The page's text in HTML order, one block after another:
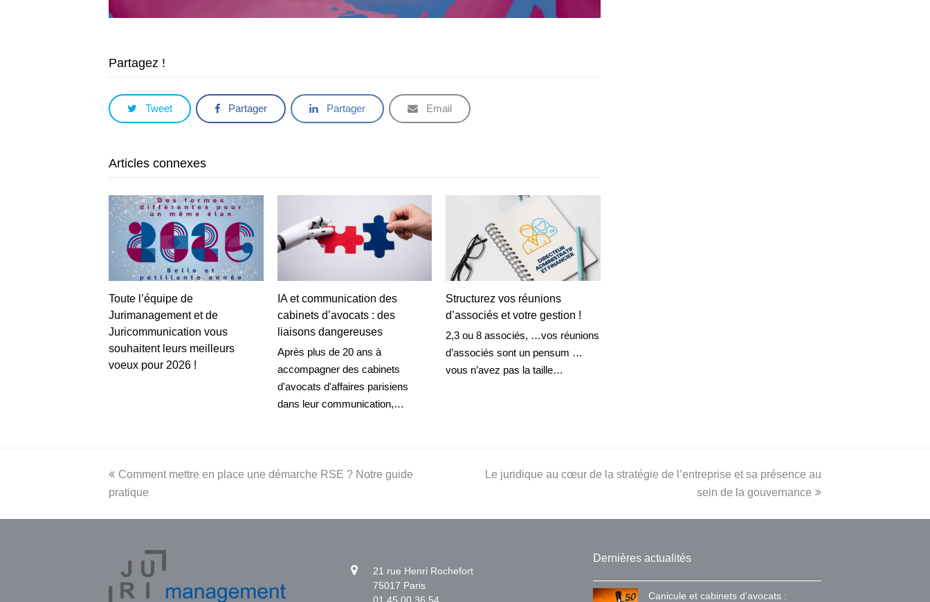
Partagez !
Tweet Partager Partager Email
Articles connexes
Toute l’équipe de
Jurimanagement et de
Juricommunication vous
souhaitent leurs meilleurs
voeux pour 2026 !
IA et communication des
cabinets d’avocats : des
liaisons dangereuses
Après plus de 20 ans à
accompagner des cabinets
d'avocats d'affaires parisiens
dans leur communication,…
Structurez vos réunions
d’associés et votre gestion !
2,3 ou 8 associés, …vos réunions
d’associés sont un pensum …
vous n’avez pas la taille…
previous
post:
Comment mettre en place une démarche RSE ? Notre guide
pratique
next
Le juridique au cœur de la stratégie de l’entreprise et sa présence au
sein de la gouvernance
21 rue Henri Rochefort
75017 Paris
01 45 00 36 54
Dernières actualités
Canicule et cabinets d’avocats :